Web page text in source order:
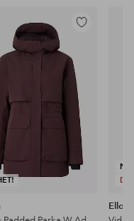
Lägg
favoriter
Ellos